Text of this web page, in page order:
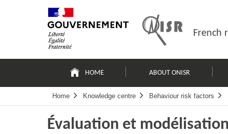
French
principale
HOME ABOUT ONISR
Home Knowledge centre Behaviour risk factors
Évaluation et